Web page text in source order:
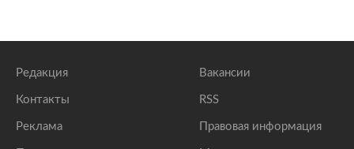
Редакция
Контакты
Реклама
Вакансии
RSS
Правовая информация